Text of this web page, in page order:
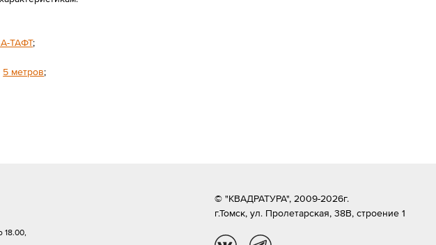
ТАФТ;
5 метров;
18.00,
© "КВАДРАТУРА", 2009-2026г.
г.Томск, ул. Пролетарская, 38В, строение 1